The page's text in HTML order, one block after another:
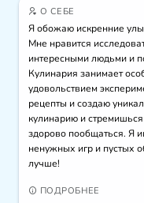
О СЕБЕ
Я обожаю искренние
Мне нравится
интересными людьми и
Кулинария занимает
удовольствием
рецепты и создаю
кулинарию и
здорово пообщаться. Я
ненужных игр и пустых
лучше!
ПОДРОБНЕЕ